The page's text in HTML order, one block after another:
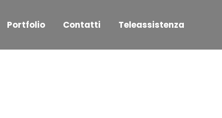
Portfolio Contatti Teleassistenza